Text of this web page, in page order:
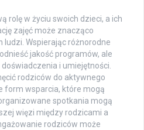
rolę w życiu swoich dzieci, a ich
zajęć może znacząco
ludzi. Wspierając różnorodne
jakość programów, ale
i umiejętności.
rodziców do aktywnego
form wsparcia, które mogą
spotkania mogą
więzi między rodzicami a
rodziców może